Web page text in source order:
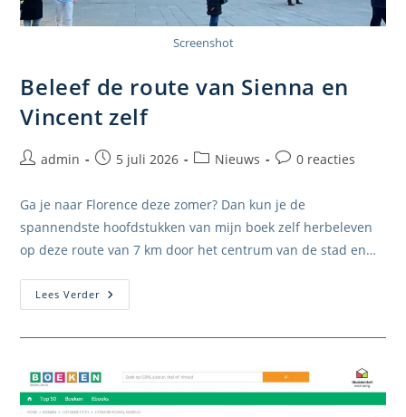
Screenshot
Beleef de route van Sienna en
Vincent zelf
Bericht
admin
Bericht
op:
5 juli 2026 Berichtcategorie:
Nieuws
Bericht0 reacties
Ga je naar Florence deze zomer? Dan kun je de
spannendste hoofdstukken van mijn boek zelf herbeleven
op deze route van 7 km door het centrum van de stad en…
Lees VerderBeleef
De
Vincent
Zelf